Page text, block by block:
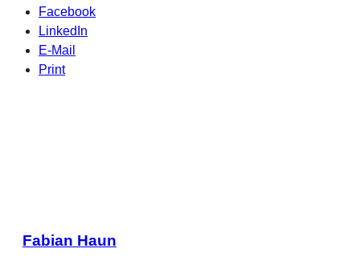
Facebook
LinkedIn
E-Mail
Print
Fabian Haun